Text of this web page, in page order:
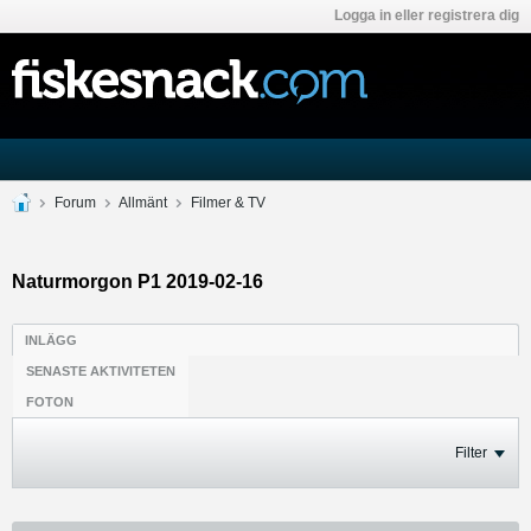
Logga in eller registrera dig
Forum Allmänt Filmer & TV
Naturmorgon P1 2019-02-16
INLÄGG
SENASTE AKTIVITETEN
FOTON
Filter